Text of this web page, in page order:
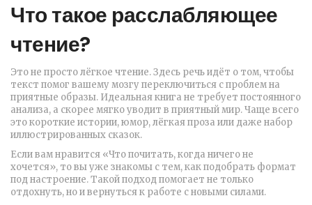
Что такое расслабляющее
чтение?
Это не просто лёгкое чтение. Здесь речь идёт о том, чтобы
текст помог вашему мозгу переключиться с проблем на
приятные образы. Идеальная книга не требует постоянного
анализа, а скорее мягко уводит в приятный мир. Чаще всего
это короткие истории, юмор, лёгкая проза или даже набор
иллюстрированных сказок.
Если вам нравится «Что почитать, когда ничего не
хочется», то вы уже знакомы с тем, как подобрать формат
под настроение. Такой подход помогает не только
отдохнуть, но и вернуться к работе с новыми силами.